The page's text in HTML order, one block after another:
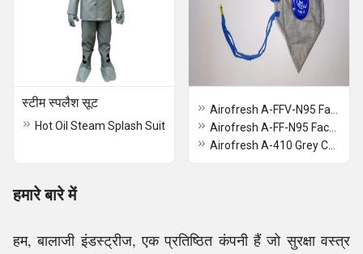
स्टीम स्पलैश सूट
Hot Oil Steam Splash Suit
हमारे बारे में
हम, बालाजी इंडस्ट्रीज, एक प्रतिष्ठित कंपनी हैं जो सुरक्षा वस्त्र